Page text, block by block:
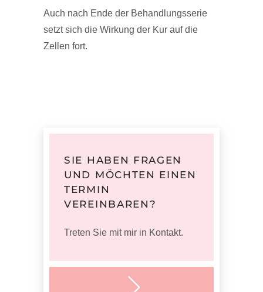
Auch nach Ende der Behandlungsserie
setzt sich die Wirkung der Kur auf die
Zellen fort.
SIE HABEN FRAGEN
UND MÖCHTEN EINEN
TERMIN
VEREINBAREN?
Treten Sie mit mir in Kontakt.